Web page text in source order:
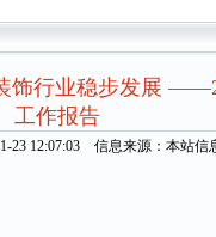
饰行业稳步发展
工作报告
23 12:07:03 信息来源：本站信